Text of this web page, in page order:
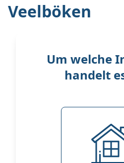
Veelböken
Um welche
handelt